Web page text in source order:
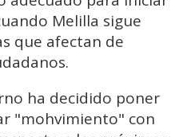
Melilla sigue
que afectan de
ha decidido poner
"mohvimiento" con